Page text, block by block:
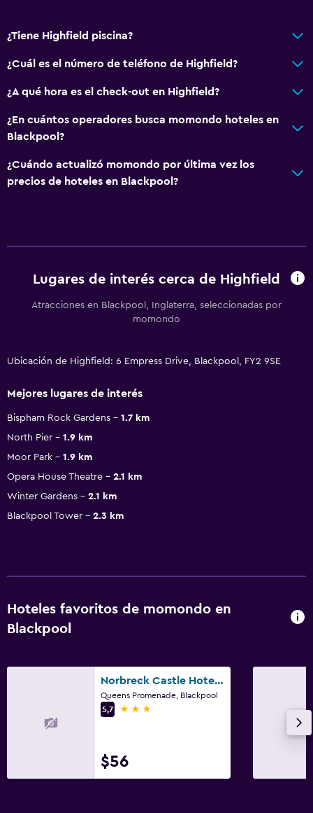
¿Tiene Highfield piscina?
¿Cuál es el número de teléfono de Highfield?
¿A qué hora es el check-out en Highfield?
¿En cuántos operadores busca momondo hoteles en
Blackpool?
¿Cuándo actualizó momondo por última vez los
precios de hoteles en Blackpool?
Lugares de interés cerca de Highfield
Atracciones en Blackpool, Inglaterra, seleccionadas por
momondo
Ubicación de Highfield: 6 Empress Drive, Blackpool, FY2 9SE
Mejores lugares de interés
Bispham Rock Gardens
1.7 km
North Pier
1.9 km
Moor Park
1.9 km
Opera House Theatre
2.1 km
Winter Gardens
2.1 km
Blackpool Tower
2.3 km
Hoteles favoritos de momondo en
Blackpool
Norbreck Castle Hotel Blackpool
Queens Promenade, Blackpool
5,7
3 estrellas
$56